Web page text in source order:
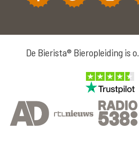
De Bierista® Bieropleiding is